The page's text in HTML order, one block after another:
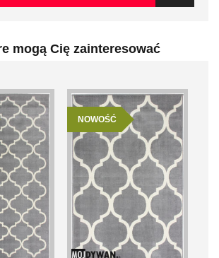
mogą Cię zainteresować
NOWOŚĆ